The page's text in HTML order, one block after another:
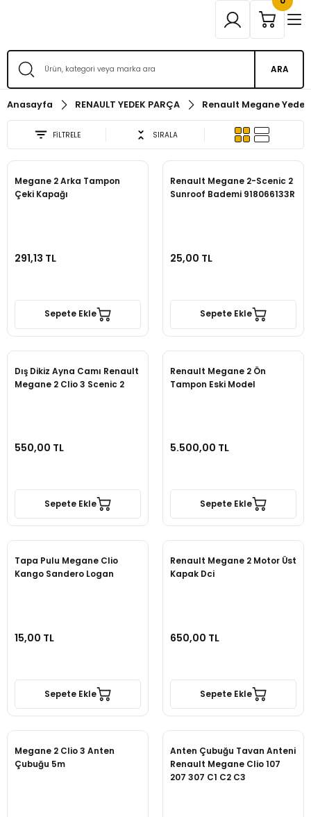
ARA
Anasayfa RENAULT YEDEK PARÇA Renault Megane
FİLTRELE SIRALA
Megane 2 Arka Tampon
Çeki Kapağı
291,13 TL
Sepete Ekle
Renault Megane 2-Scenic 2
Sunroof Bademi 918066133R
25,00 TL
Sepete Ekle
Dış Dikiz Ayna Camı Renault
Megane 2 Clio 3 Scenic 2
550,00 TL
Sepete Ekle
Renault Megane 2 Ön
Tampon Eski Model
5.500,00 TL
Sepete Ekle
Tapa Pulu Megane Clio
Kango Sandero Logan
15,00 TL
Sepete Ekle
Renault Megane 2 Motor Üst
Kapak Dci
650,00 TL
Sepete Ekle
Megane 2 Clio 3 Anten
Çubuğu 5m
Anten Çubuğu Tavan Anteni
Renault Megane Clio 107
207 307 C1 C2 C3